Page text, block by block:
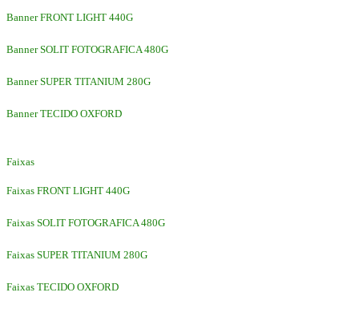
Banner FRONT LIGHT 440G
Banner SOLIT FOTOGRAFICA 480G
Banner SUPER TITANIUM 280G
Banner TECIDO OXFORD
Faixas
Faixas FRONT LIGHT 440G
Faixas SOLIT FOTOGRAFICA 480G
Faixas SUPER TITANIUM 280G
Faixas TECIDO OXFORD